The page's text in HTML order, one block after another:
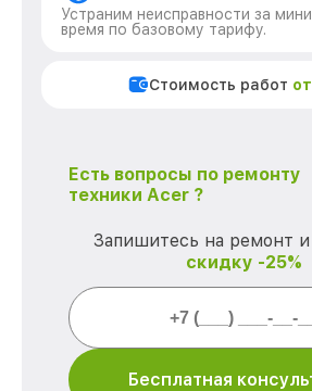
Устраним неисправности за
время по базовому тарифу.
Стоимость работ
Есть вопросы по ремонту
техники Acer ?
Запишитесь на ремонт и
скидку -25%
Бесплатная